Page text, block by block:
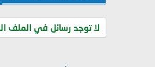
لا توجد رسائل في الملف